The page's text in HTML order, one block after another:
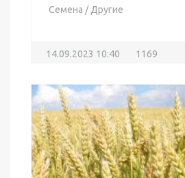
Семена /Другие
14.09.2023 10:40 1169